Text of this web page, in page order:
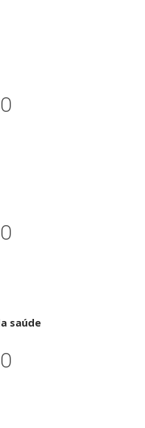
saúde